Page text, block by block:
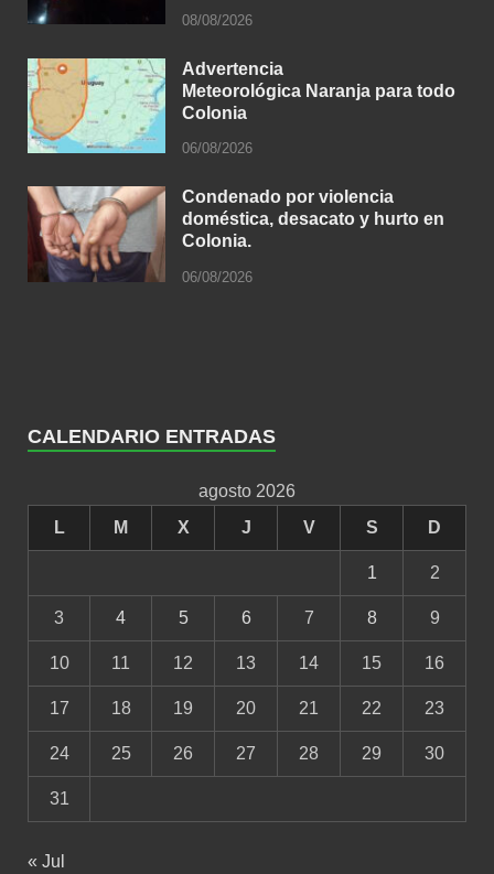
08/08/2026
Advertencia
Meteorológica Naranja para todo
Colonia
06/08/2026
Condenado por violencia
doméstica, desacato y hurto en
Colonia.
06/08/2026
CALENDARIO ENTRADAS
agosto 2026
L
M X J V S D
1 2
3 4 5 6 7 8 9
10 11 12 13 14 15 16
17 18 19 20 21 22 23
24 25 26 27 28 29 30
31
« Jul